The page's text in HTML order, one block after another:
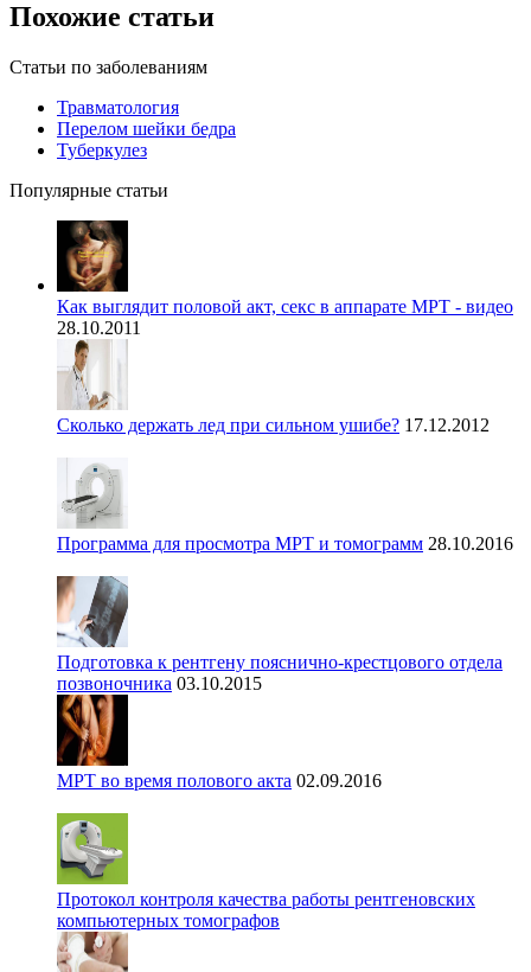
Похожие статьи
Статьи по заболеваниям
Травматология
Перелом шейки бедра
Туберкулез
Популярные статьи
Как выглядит половой акт, секс в аппарате МРТ - видео
28.10.2011
Сколько держать лед при сильном ушибе? 17.12.2012
Программа для просмотра МРТ и томограмм 28.10.2016
Подготовка к рентгену пояснично-крестцового отдела
позвоночника 03.10.2015
МРТ во время полового акта 02.09.2016
Протокол контроля качества работы рентгеновских
компьютерных томографов